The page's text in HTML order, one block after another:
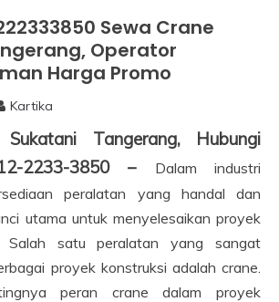
Sewa Crane
Operator
Harga Promo
Kartika
Tangerang, Hubungi
2233-3850 –
Dalam industri
peralatan yang handal dan
utama untuk menyelesaikan proyek
Salah satu peralatan yang sangat
proyek konstruksi adalah crane.
peran crane dalam proyek